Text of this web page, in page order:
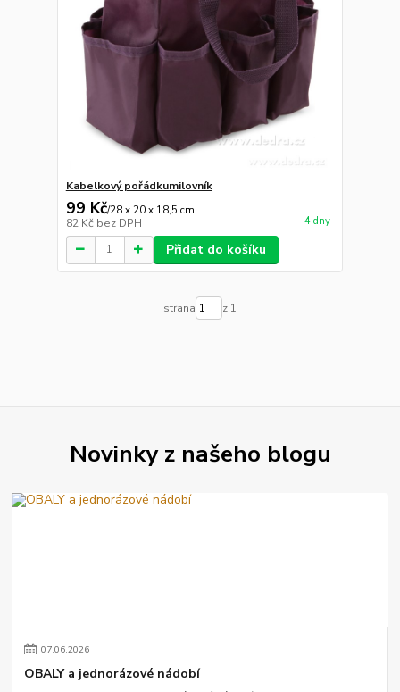
Kabelkový pořádkumilovník
99 Kč/28 x 20 x 18,5 cm
82 Kč bez DPH 4 dny
Přidat do košíku
strana z 1
Novinky z našeho blogu
07.06.2026
OBALY a jednorázové nádobí